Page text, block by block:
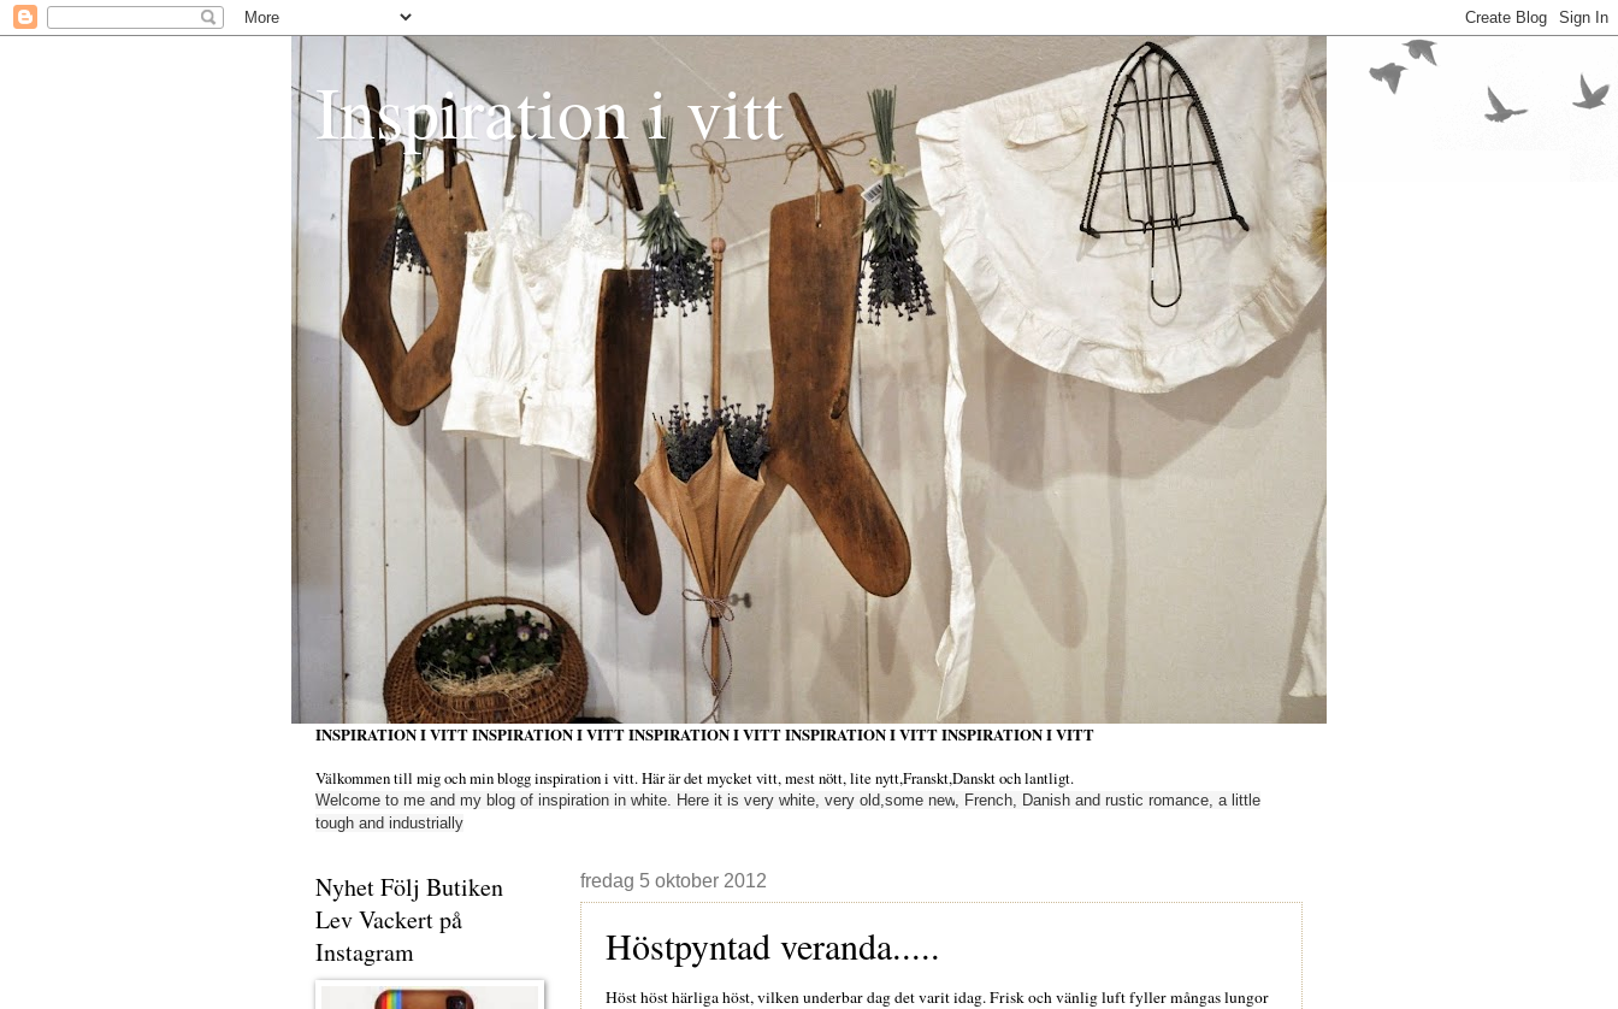
Inspiration i vitt
INSPIRATION I VITT INSPIRATION I VITT INSPIRATION I VITT INSPIRATION I VITT INSPIRATION I VITT
Välkommen till mig och min blogg inspiration i vitt. Här är det mycket vitt, mest nött, lite nytt,Franskt,Danskt och lantligt.
Welcome to me and my blog of inspiration in white. Here it is very white, very old,some new, French, Danish and rustic romance, a little
tough and industrially
fredag 5 oktober 2012
Höstpyntad veranda.....
Höst höst härliga höst, vilken underbar dag det varit idag. Frisk och vänlig luft fyller mångas lungor
Nyhet Följ Butiken
Lev Vackert på
Instagram